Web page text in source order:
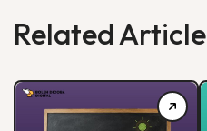
Related Article